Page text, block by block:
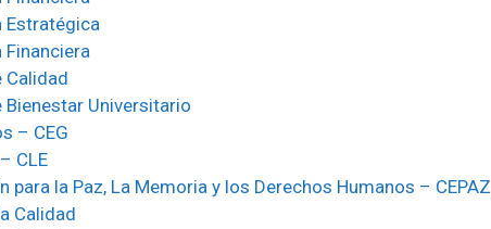
Estratégica
Financiera
Calidad
Universitario
– CEG
CLE
para la Paz, La Memoria y los Derechos Humanos – CEPAZ
Calidad